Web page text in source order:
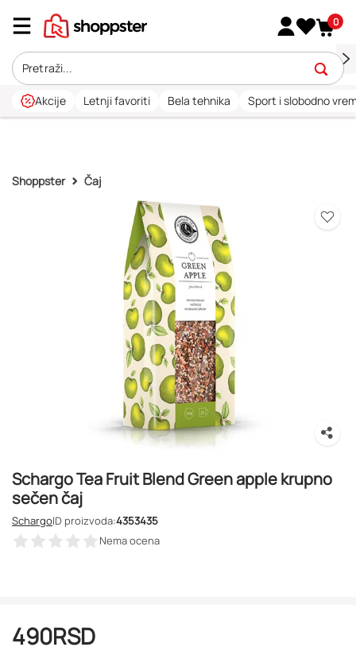
0
Akcije Letnji favoriti Bela tehnika Sport i slobodno
Shoppster Čaj
Schargo Tea Fruit Blend Green apple krupno
sečen čaj
SchargoID proizvoda:4353435
Nema ocena
490RSD